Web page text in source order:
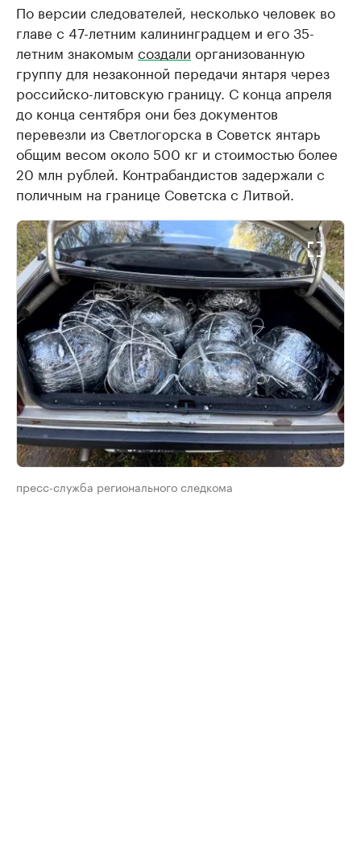
По версии следователей, несколько человек во
главе с 47-летним калининградцем и его 35-
летним знакомым создали организованную
группу для незаконной передачи янтаря через
российско-литовскую границу. С конца апреля
до конца сентября они без документов
перевезли из Светлогорска в Советск янтарь
общим весом около 500 кг и стоимостью более
20 млн рублей. Контрабандистов задержали с
поличным на границе Советска с Литвой.
пресс-служба регионального следкома